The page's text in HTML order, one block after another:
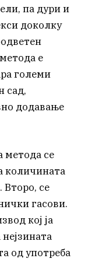
па дури и
доколку
е
големи
сад,
додавање
метода се
количината
се
гасови.
кој ја
од употреба